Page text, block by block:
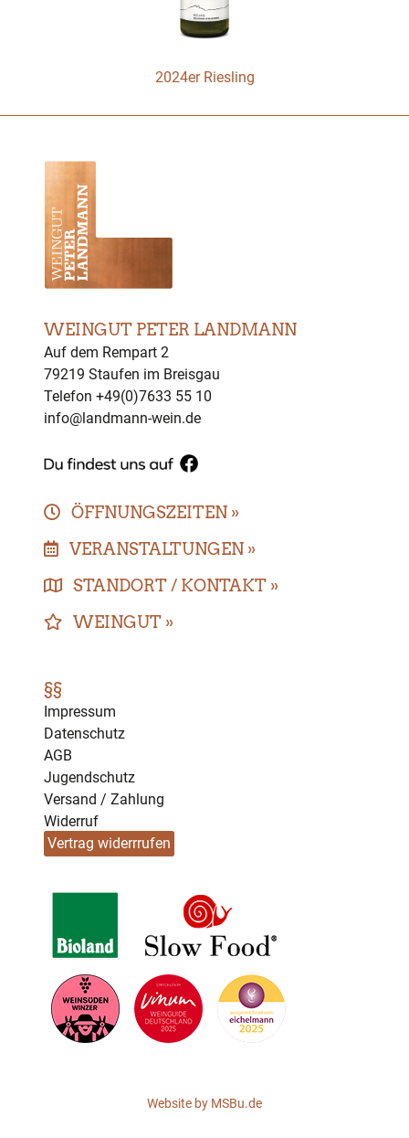
2024er Riesling
WEINGUT PETER LANDMANN
Auf dem Rempart 2
79219 Staufen im Breisgau
Telefon +49(0)7633 55 10
info@landmann-wein.de
ÖFFNUNGSZEITEN »
VERANSTALTUNGEN »
STANDORT / KONTAKT »
WEINGUT »
§§
Impressum
Datenschutz
AGB
Jugendschutz
Versand / Zahlung
Widerruf
Vertrag widerrrufen
Website by MSBu.de